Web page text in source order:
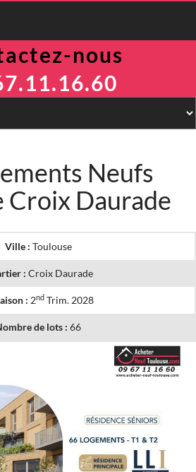
nous
Neufs
Croix Daurade
Ville : Toulouse
: Croix Daurade
: 2ndTrim. 2028
de lots : 66